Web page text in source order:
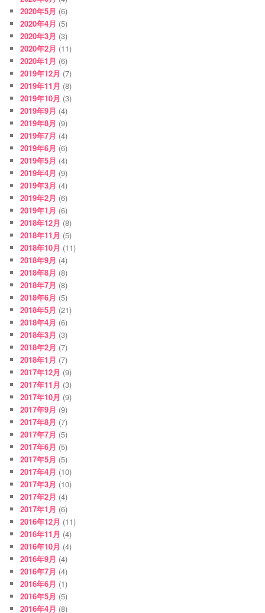
2020年5月 (6)
2020年4月 (5)
2020年3月 (3)
2020年2月 (11)
2020年1月 (6)
2019年12月 (7)
2019年11月 (8)
2019年10月 (3)
2019年9月 (4)
2019年8月 (9)
2019年7月 (4)
2019年6月 (6)
2019年5月 (4)
2019年4月 (9)
2019年3月 (4)
2019年2月 (6)
2019年1月 (6)
2018年12月 (8)
2018年11月 (5)
2018年10月 (11)
2018年9月 (4)
2018年8月 (8)
2018年7月 (8)
2018年6月 (5)
2018年5月 (21)
2018年4月 (6)
2018年3月 (3)
2018年2月 (7)
2018年1月 (7)
2017年12月 (9)
2017年11月 (3)
2017年10月 (9)
2017年9月 (9)
2017年8月 (7)
2017年7月 (5)
2017年6月 (5)
2017年5月 (5)
2017年4月 (10)
2017年3月 (10)
2017年2月 (4)
2017年1月 (6)
2016年12月 (11)
2016年11月 (4)
2016年10月 (4)
2016年9月 (4)
2016年7月 (4)
2016年6月 (1)
2016年5月 (5)
2016年4月 (8)